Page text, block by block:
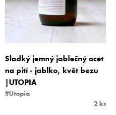
Sladký jemný jablečný ocet
na pití - jablko, květ bezu
|UTOPIA
#Utopia
2 ks